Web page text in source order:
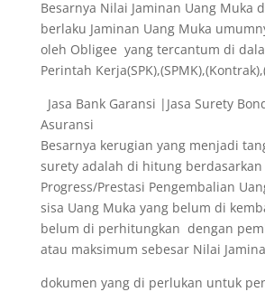
Besarnya Nilai Jaminan Uang Muka
berlaku Jaminan Uang Muka
oleh Obligee yang tercantum di
Perintah
Jasa Bank Garansi |Jasa Surety
Asuransi
Besarnya kerugian yang menjadi
surety adalah di hitung berdasarkan
Progress/Prestasi Pengembalian
sisa Uang Muka yang belum di
belum di perhitungkan dengan
atau maksimum sebesar Nilai
dokumen yang di perlukan untuk